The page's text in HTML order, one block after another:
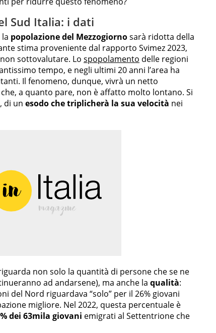
Sud Italia: i dati
popolazione del Mezzogiornosarà ridotta della
stima proveniente dal rapporto Svimez 2023,
sottovalutare. Lo spopolamento delle regioni
tempo, e negli ultimi 20 anni l’area ha
Il fenomeno, dunque, vivrà un netto
a quanto pare, non è affatto molto lontano. Si
di un esodo che triplicherà la sua velocità nei
non solo la quantità di persone che se ne
ad andarsene), ma anche la qualità:
del Nord riguardava “solo” per il 26% giovani
migliore. Nel 2022, questa percentuale è
dei 63mila giovani emigrati al Settentrione che